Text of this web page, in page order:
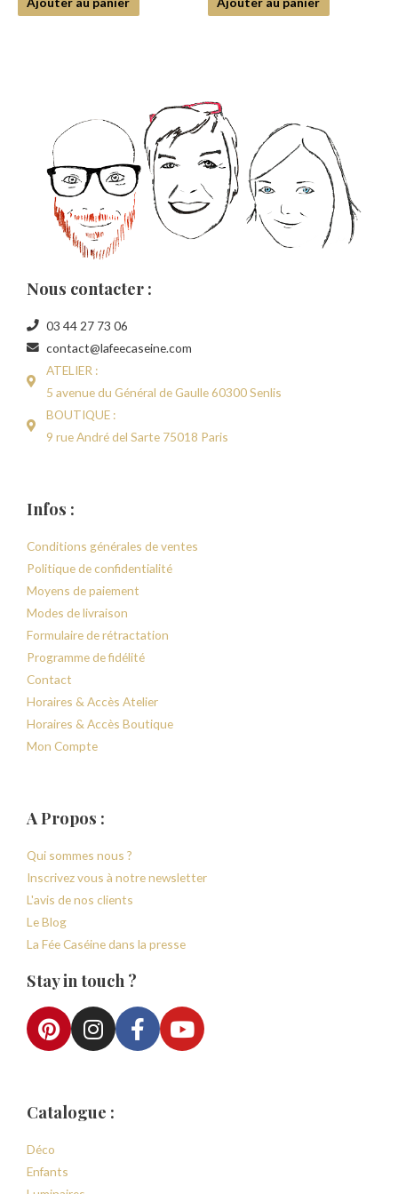
Nous contacter :
03 44 27 73 06
contact@lafeecaseine.com
ATELIER :
5 avenue du Général de Gaulle 60300 Senlis
BOUTIQUE :
9 rue André del Sarte 75018 Paris
Infos :
Conditions générales de ventes
Politique de confidentialité
Moyens de paiement
Modes de livraison
Formulaire de rétractation
Programme de fidélité
Contact
Horaires & Accès Atelier
Horaires & Accès Boutique
Mon Compte
A Propos :
Qui sommes nous ?
Inscrivez vous à notre newsletter
L'avis de nos clients
Le Blog
La Fée Caséine dans la presse
Stay in touch ?
Catalogue :
Déco
Enfants